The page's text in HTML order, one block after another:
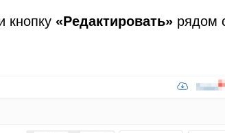
кнопку «Редактировать» рядом